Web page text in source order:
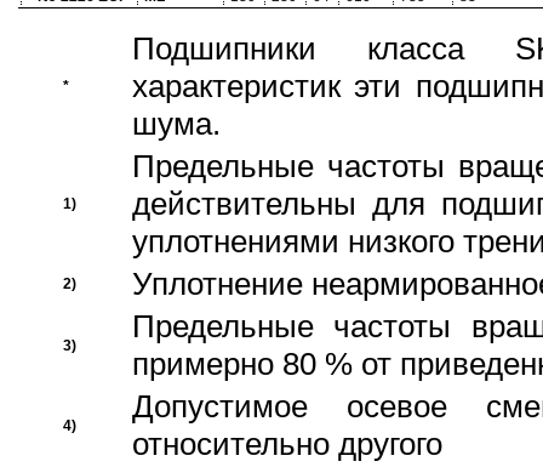
*
Подшипники класса
характеристик эти
шума.
1)
Предельные частоты
действительны для
уплотнениями низкого
2) Уплотнение
3)
Предельные частоты
примерно 80 % от
4)
Допустимое осевое
относительно другого